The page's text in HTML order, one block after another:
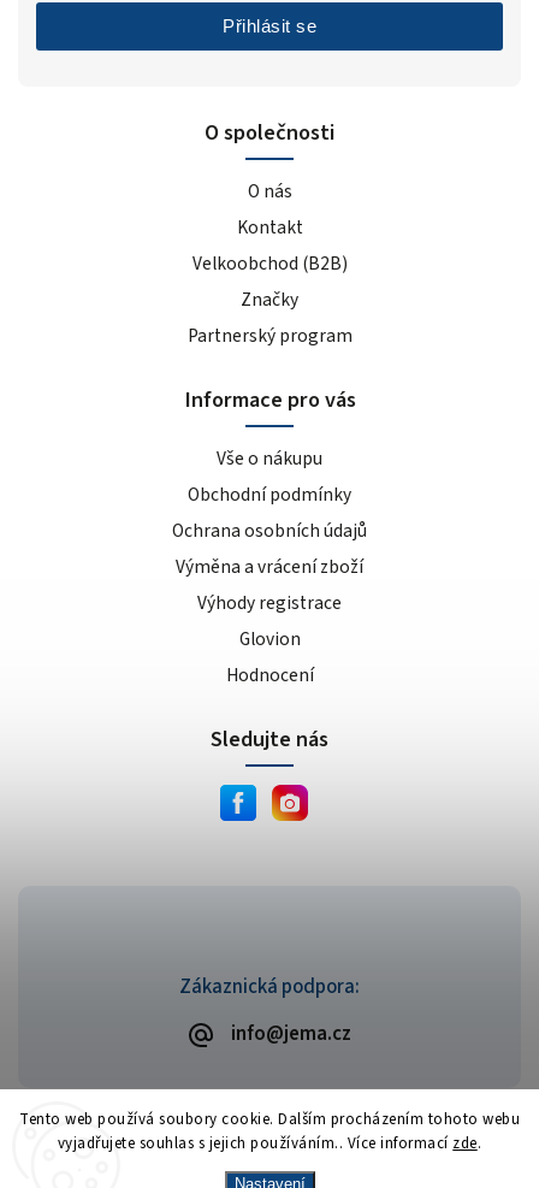
Tento web používá soubory cookie. Dalším procházením tohoto webu
vyjadřujete souhlas s jejich používáním.. Více informací zde.
Nastavení
Zákaznická podpora:
info@jema.cz
O společnosti
O nás
Kontakt
Velkoobchod (B2B)
Značky
Partnerský program
Informace pro vás
Vše o nákupu
Obchodní podmínky
Ochrana osobních údajů
Výměna a vrácení zboží
Výhody registrace
Glovion
Hodnocení
Přihlásit se
Sledujte nás
Copyright 2026JEMA.cz. Všechna práva vyhrazena.
VytvořilShoptet| Design